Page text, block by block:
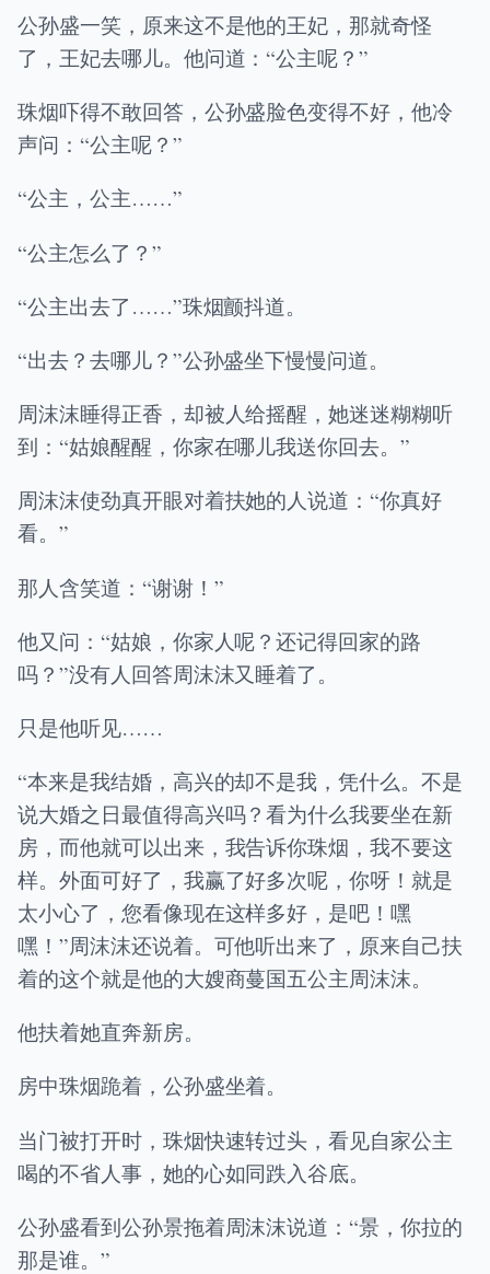
公孙盛一笑，原来这不是他的王妃，那就奇怪
了，王妃去哪儿。他问道：“公主呢？”
珠烟吓得不敢回答，公孙盛脸色变得不好，他冷
声问：“公主呢？”
“公主，公主……”
“公主怎么了？”
“公主出去了……”珠烟颤抖道。
“出去？去哪儿？”公孙盛坐下慢慢问道。
周沫沫睡得正香，却被人给摇醒，她迷迷糊糊听
到：“姑娘醒醒，你家在哪儿我送你回去。”
周沫沫使劲真开眼对着扶她的人说道：“你真好
看。”
那人含笑道：“谢谢！”
他又问：“姑娘，你家人呢？还记得回家的路
吗？”没有人回答周沫沫又睡着了。
只是他听见……
“本来是我结婚，高兴的却不是我，凭什么。不是
说大婚之日最值得高兴吗？看为什么我要坐在新
房，而他就可以出来，我告诉你珠烟，我不要这
样。外面可好了，我赢了好多次呢，你呀！就是
太小心了，您看像现在这样多好，是吧！嘿
嘿！”周沫沫还说着。可他听出来了，原来自己扶
着的这个就是他的大嫂商蔓国五公主周沫沫。
他扶着她直奔新房。
房中珠烟跪着，公孙盛坐着。
当门被打开时，珠烟快速转过头，看见自家公主
喝的不省人事，她的心如同跌入谷底。
公孙盛看到公孙景拖着周沫沫说道：“景，你拉的
那是谁。”